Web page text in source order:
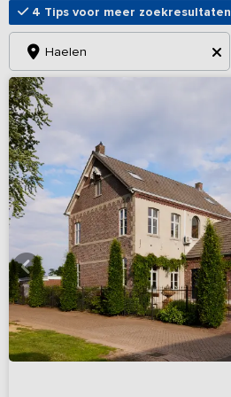
4 Tips voor meer zoekresultaten
Haelen